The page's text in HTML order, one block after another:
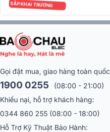
SẮP KHAI TRƯƠNG
Gọi đặt mua, giao hàng toàn quốc
1900 0255
(08:00 - 21:00)
Khiếu nại, hỗ trợ khách hàng:
0344 860 255 (08:00 - 18:00)
Hỗ Trợ Kỹ Thuật Bảo Hành: